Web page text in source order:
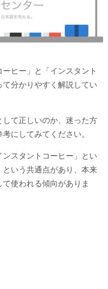
ヒー」と「インスタント
分かりやすく解説してい
て正しいのか、迷った方
にしてみてください。
ンスタントコーヒー」とい
という共通点があり、本来
使われる傾向がありま